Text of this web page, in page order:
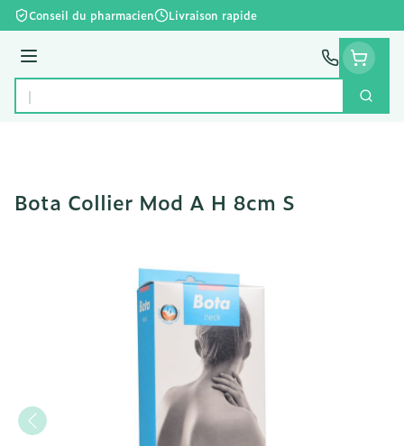
Aller au contenu
Conseil du pharmacien Livraison rapide
Menu
Rechercher
Bota Collier Mod A H 8cm S